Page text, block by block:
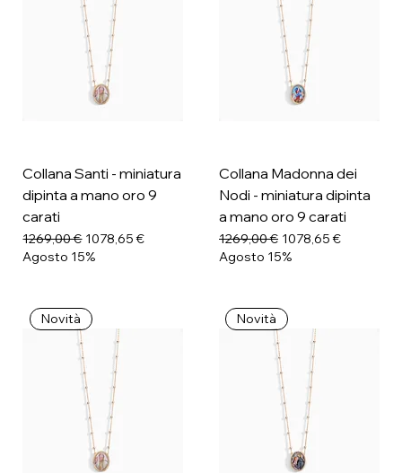
Collana Santi - miniatura
dipinta a mano oro 9
carati
Prezzo regolare
1269,00 € Prezzo scontato
1078,65 €
Agosto 15%
Collana Madonna dei
Nodi - miniatura dipinta
a mano oro 9 carati
Prezzo regolare
1269,00 € Prezzo scontato
1078,65 €
Agosto 15%
Novità Novità